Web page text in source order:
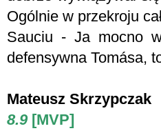
Ogólnie w przekroju
Sauciu - Ja mocno
defensywna Tomása,
Mateusz Skrzypczak
8.9 [MVP]